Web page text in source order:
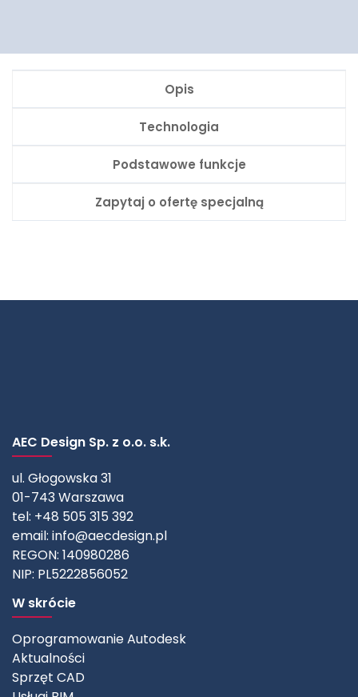
Opis
Technologia
Podstawowe funkcje
Zapytaj o ofertę specjalną
AEC Design Sp. z o.o. s.k.
ul. Głogowska 31
01-743 Warszawa
tel: +48 505 315 392
email: info@aecdesign.pl
REGON: 140980286
NIP: PL5222856052
W skrócie
Oprogramowanie Autodesk
Aktualności
Sprzęt CAD